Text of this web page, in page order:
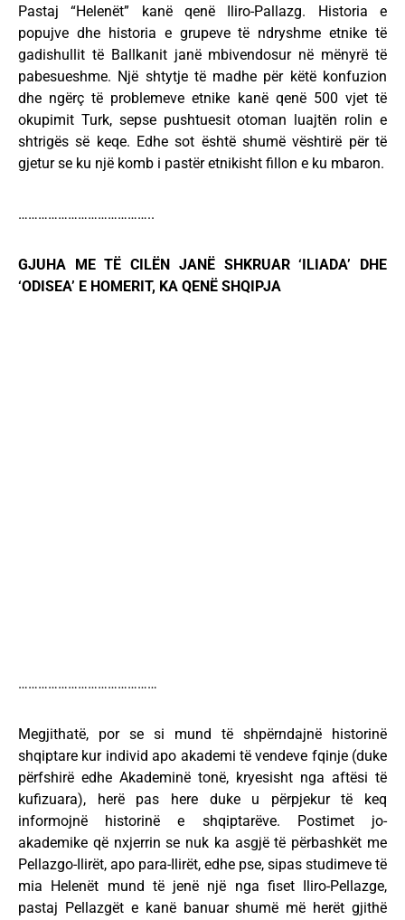
Pastaj “Helenët” kanë qenë Iliro-Pallazg. Historia e
popujve dhe historia e grupeve të ndryshme etnike të
gadishullit të Ballkanit janë mbivendosur në mënyrë të
pabesueshme. Një shtytje të madhe për këtë konfuzion
dhe ngërç të problemeve etnike kanë qenë 500 vjet të
okupimit Turk, sepse pushtuesit otoman luajtën rolin e
shtrigës së keqe. Edhe sot është shumë vështirë për të
gjetur se ku një komb i pastër etnikisht fillon e ku mbaron.
…………………………………..
GJUHA ME TË CILËN JANË SHKRUAR ‘ILIADA’ DHE
‘ODISEA’ E HOMERIT, KA QENË SHQIPJA
……………………………………
Megjithatë, por se si mund të shpërndajnë historinë
shqiptare kur individ apo akademi të vendeve fqinje (duke
përfshirë edhe Akademinë tonë, kryesisht nga aftësi të
kufizuara), herë pas here duke u përpjekur të keq
informojnë historinë e shqiptarëve. Postimet jo-
akademike që nxjerrin se nuk ka asgjë të përbashkët me
Pellazgo-Ilirët, apo para-Ilirët, edhe pse, sipas studimeve të
mia Helenët mund të jenë një nga fiset Iliro-Pellazge,
pastaj Pellazgët e kanë banuar shumë më herët gjithë